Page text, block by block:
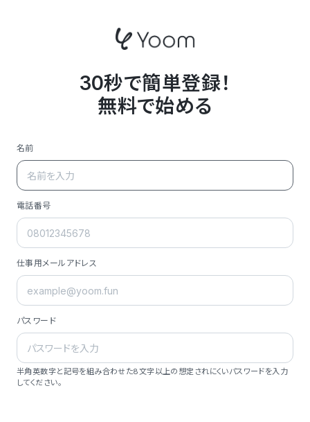
30秒で簡単登録！
無料で始める
名前
電話番号
仕事用メールアドレス
パスワード
半角英数字と記号を組み合わせた8文字以上の想定されにくいパスワードを入力
してください。